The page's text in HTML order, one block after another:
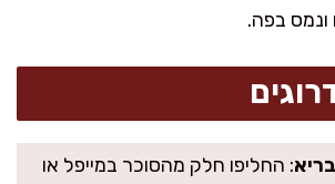
ונמס בפה.
: החליפו חלק מהסוכר במייפל או